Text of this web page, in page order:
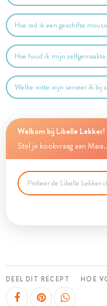
Hoe red ik een geschifte
Hoe houd ik mijn
Welke witte wijn serveer ik bij
Welkom bij Libelle Lekker!
Stel je kookvraag aan
DEEL DIT RECEPT HOE